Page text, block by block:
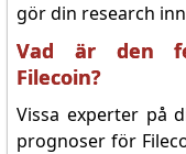
gör din research
Vad är den
Filecoin?
Vissa experter på
prognoser för